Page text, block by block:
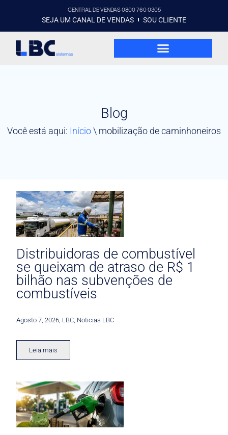
CENTRAL DE VENDAS 0800 760 0305
SEJA UM CANAL DE VENDAS SOU CLIENTE
Blog
Você está aqui: Início\ mobilização de caminhoneiros
Distribuidoras de combustível
se queixam de atraso de R$ 1
bilhão nas subvenções de
combustíveis
Agosto 7, 2026 LBC Noticias LBC
Leia mais